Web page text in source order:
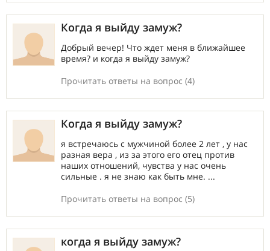
Когда я выйду замуж?
Добрый вечер! Что ждет меня в ближайшее
время? и когда я выйду замуж?
Прочитать ответы на вопрос (4)
Когда я выйду замуж?
я встречаюсь с мужчиной более 2 лет , у нас
разная вера , из за этого его отец против
наших отношений, чувства у нас очень
сильные . я не знаю как быть мне. ...
Прочитать ответы на вопрос (5)
когда я выйду замуж?